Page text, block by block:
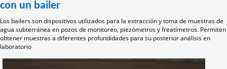
con un bailer
Los bailers son dispositivos utilizados para la extracción y toma de muestras de
agua subterránea en pozos de monitoreo, piezómetros y freatímetros. Permiten
obtener muestras a diferentes profundidades para su posterior análisis en
laboratorio